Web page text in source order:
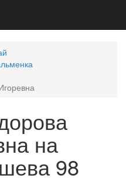
на
98